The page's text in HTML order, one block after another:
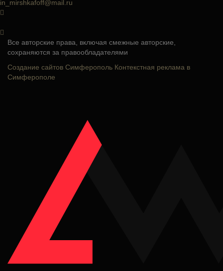
in_mirshkafoff@mail.ru
Все авторские права, включая смежные авторские,
сохраняются за правообладателями
Создание сайтов Симферополь Контекстная реклама в
Симферополе